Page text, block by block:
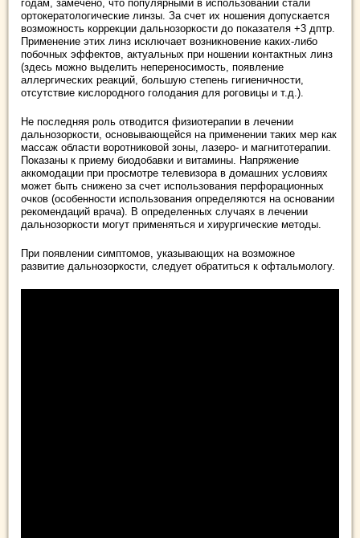
годам, замечено, что популярными в использовании стали
ортокератологические линзы. За счет их ношения допускается
возможность коррекции дальнозоркости до показателя +3 дптр.
Применение этих линз исключает возникновение каких-либо
побочных эффектов, актуальных при ношении контактных линз
(здесь можно выделить непереносимость, появление
аллергических реакций, большую степень гигиеничности,
отсутствие кислородного голодания для роговицы и т.д.).
Не последняя роль отводится физиотерапии в лечении
дальнозоркости, основывающейся на применении таких мер как
массаж области воротниковой зоны, лазеро- и магнитотерапии.
Показаны к приему биодобавки и витамины. Напряжение
аккомодации при просмотре телевизора в домашних условиях
может быть снижено за счет использования перфорационных
очков (особенности использования определяются на основании
рекомендаций врача). В определенных случаях в лечении
дальнозоркости могут применяться и хирургические методы.
При появлении симптомов, указывающих на возможное
развитие дальнозоркости, следует обратиться к офтальмологу.